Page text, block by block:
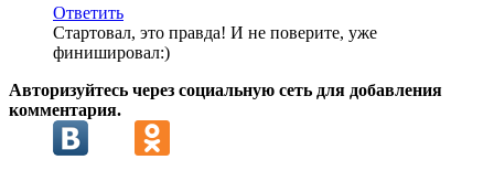
Ответить
Стартовал, это правда! И не поверите, уже
финишировал:)
Авторизуйтесь через социальную сеть для добавления
комментария.